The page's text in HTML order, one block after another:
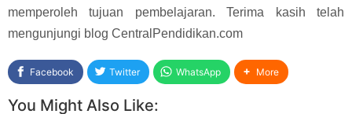
memperoleh tujuan pembelajaran. Terima kasih telah
mengunjungi blog CentralPendidikan.com
Facebook Twitter WhatsApp More
You Might Also Like: